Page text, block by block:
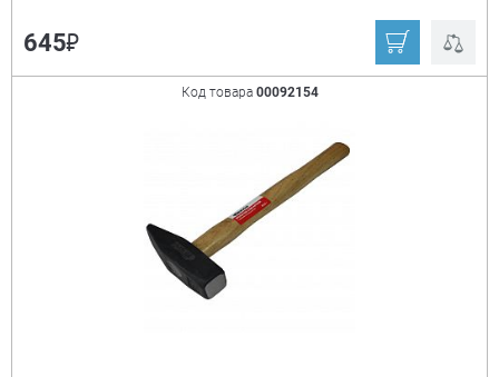
645₽
Код товара 00092154